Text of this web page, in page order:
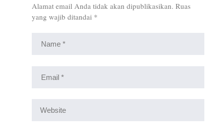
Alamat email Anda tidak akan dipublikasikan. Ruas
yang wajib ditandai *